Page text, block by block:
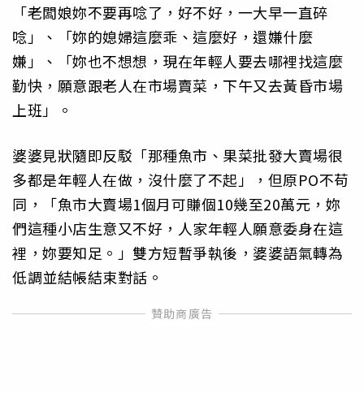
「老闆娘妳不要再唸了，好不好，一大早一直碎
唸」、「妳的媳婦這麼乖、這麼好，還嫌什麼
嫌」、「妳也不想想，現在年輕人要去哪裡找這麼
勤快，願意跟老人在市場賣菜，下午又去黃昏市場
上班」。
婆婆見狀隨即反駁「那種魚市、果菜批發大賣場很
多都是年輕人在做，沒什麼了不起」，但原PO不苟
同，「魚市大賣場1個月可賺個10幾至20萬元，妳
們這種小店生意又不好，人家年輕人願意委身在這
裡，妳要知足。」雙方短暫爭執後，婆婆語氣轉為
低調並結帳結束對話。